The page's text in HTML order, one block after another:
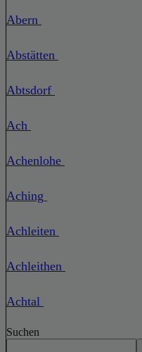
Abern
Abstätten
Abtsdorf
Ach
Achenlohe
Aching
Achleiten
Achleithen
Achtal
Suchen